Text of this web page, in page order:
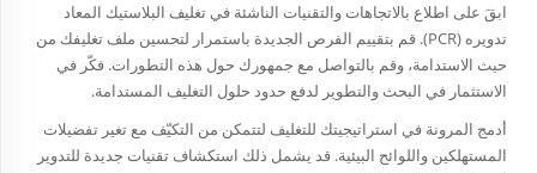
ابقَ على اطلاع بالاتجاهات والتقنيات الناشئة في تغليف البلاستيك المعاد
تدويره (PCR). قم بتقييم الفرص الجديدة باستمرار لتحسين ملف تغليفك من
حيث الاستدامة، وقم بالتواصل مع جمهورك حول هذه التطورات. فكّر في
الاستثمار في البحث والتطوير لدفع حدود حلول التغليف المستدامة.
أدمج المرونة في استراتيجيتك للتغليف لتتمكن من التكيّف مع تغير تفضيلات
المستهلكين واللوائح البيئية. قد يشمل ذلك استكشاف تقنيات جديدة للتدوير